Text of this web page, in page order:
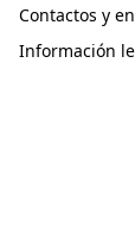
Contactos y
Información